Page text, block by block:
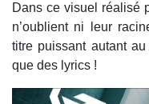
Dans ce visuel réalisé
n’oublient ni leur
titre puissant autant
que des lyrics !